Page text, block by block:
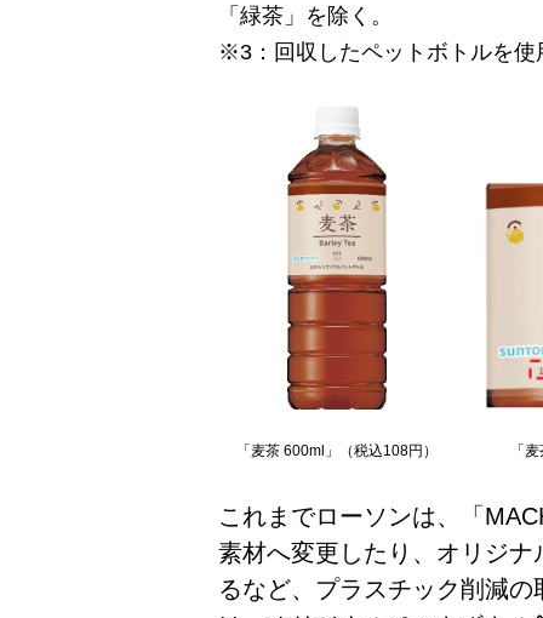
「緑茶」を除く。
※3：回収したペットボトルを
「麦茶 600ml」（税込108円） 「
これまでローソンは、「
素材へ変更したり、オリジ
るなど、プラスチック削減